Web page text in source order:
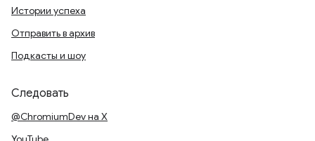
Истории успеха
Отправить в архив
Подкасты и шоу
Следовать
@ChromiumDev на X